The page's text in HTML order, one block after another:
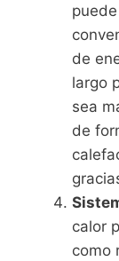
de
largo
sea
de
calor
como